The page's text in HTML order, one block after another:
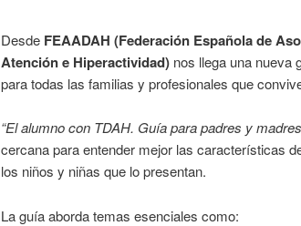
Desde FEAADAH (Federación Española de
Atención e Hiperactividad)nos llega una nueva
para todas las familias y profesionales que
“El alumno con TDAH. Guía para padres y
cercana para entender mejor las características
los niños y niñas que lo presentan.
La guía aborda temas esenciales como: